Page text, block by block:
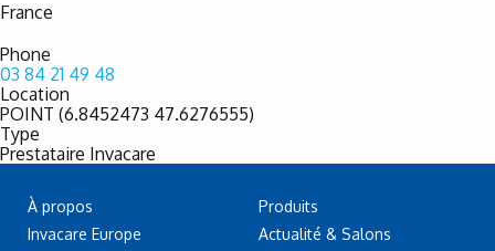
France
Phone
03 84 21 49 48
Location
POINT (6.8452473 47.6276555)
Type
Prestataire Invacare
À propos
Invacare Europe
Produits
Actualité & Salons